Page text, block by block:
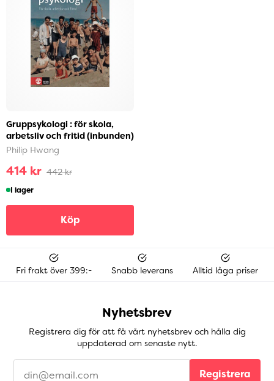
Gruppsykologi : för skola,
arbetsliv och fritid (inbunden)
Philip Hwang
414 kr 442 kr
I lager
Köp
Fri frakt över 399:- Snabb leverans Alltid låga priser
Nyhetsbrev
Registrera dig för att få vårt nyhetsbrev och hålla dig
uppdaterad om senaste nytt.
Registrera